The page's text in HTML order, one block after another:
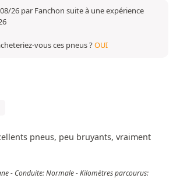
26 par Fanchon suite à une expérience
vous ces pneus ?OUI
pneus, peu bruyants, vraiment
- Conduite: Normale - Kilomètres parcourus: